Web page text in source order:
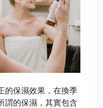
的保濕效果，在換季
謂的保濕，其實包含